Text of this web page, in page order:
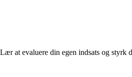
Lær at evaluere din egen indsats og styrk